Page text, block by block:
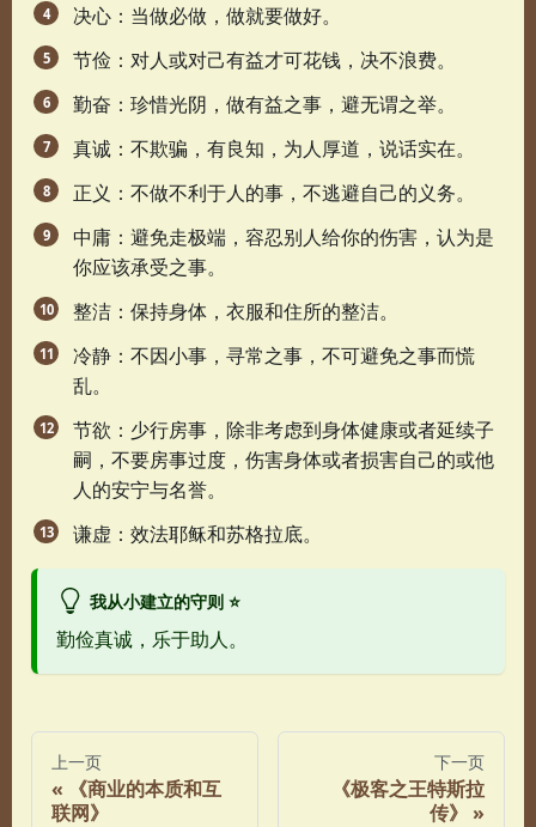
决心：当做必做，做就要做好。
节俭：对人或对己有益才可花钱，决不浪费。
勤奋：珍惜光阴，做有益之事，避无谓之举。
真诚：不欺骗，有良知，为人厚道，说话实在。
正义：不做不利于人的事，不逃避自己的义务。
中庸：避免走极端，容忍别人给你的伤害，认为是
你应该承受之事。
整洁：保持身体，衣服和住所的整洁。
冷静：不因小事，寻常之事，不可避免之事而慌
乱。
节欲：少行房事，除非考虑到身体健康或者延续子
嗣，不要房事过度，伤害身体或者损害自己的或他
人的安宁与名誉。
谦虚：效法耶稣和苏格拉底。
我从小建立的守则 ⭐
勤俭真诚，乐于助人。
上一页
《商业的本质和互
联网》
下一页
《极客之王特斯拉
传》